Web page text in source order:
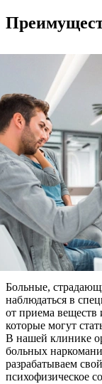
Больные,
наблюдаться в
от приема веществ
которые могут
В нашей клинике
больных
разрабатываем
психофизическое